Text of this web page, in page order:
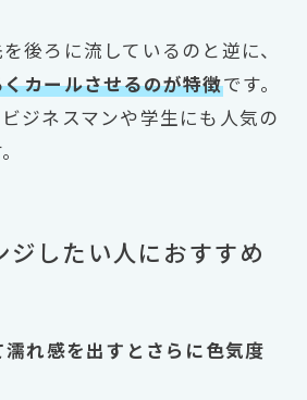
後ろに流しているのと逆に、
カールさせるのが特徴です。
ジネスマンや学生にも人気の
ジしたい人におすすめ
れ感を出すとさらに色気度